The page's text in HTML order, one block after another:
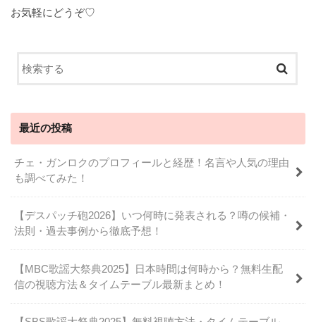
お気軽にどうぞ♡
最近の投稿
チェ・ガンロクのプロフィールと経歴！名言や人気の理由
も調べてみた！
【デスパッチ砲2026】いつ何時に発表される？噂の候補・
法則・過去事例から徹底予想！
【MBC歌謡大祭典2025】日本時間は何時から？無料生配
信の視聴方法＆タイムテーブル最新まとめ！